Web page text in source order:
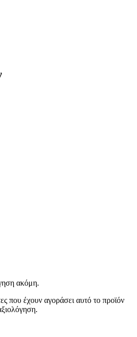
ακόμη.
που έχουν αγοράσει αυτό το προϊόν